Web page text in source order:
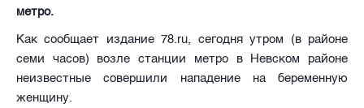
метро.
Как сообщает издание 78.ru, сегодня утром (в районе
семи часов) возле станции метро в Невском районе
неизвестные совершили нападение на беременную
женщину.